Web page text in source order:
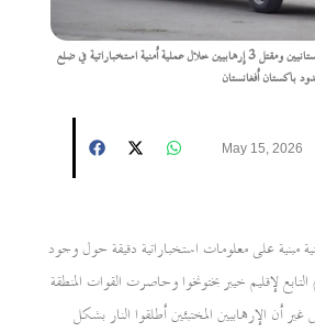
انباء عن استشهاد جنديين باكستانيين ومقتل 3 إرهابيين خلال عملية أمنية استخباراتية في ضلع
باكستان أفغانستان
May 15, 2026
مبنية على معلومات استخباراتية دقيقة حول وجود
لإقليم خيبر بختونخوا وحاصرت القوات المنطقة
غير أن الإرهابيين المختبئين أطلقوا النار بشكل